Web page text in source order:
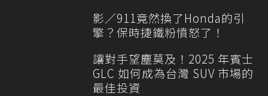
影／911竟然換了Honda的引
擎？保時捷鐵粉憤怒了！
讓對手望塵莫及！2025 年賓士
GLC 如何成為台灣 SUV 市場的
最佳投資